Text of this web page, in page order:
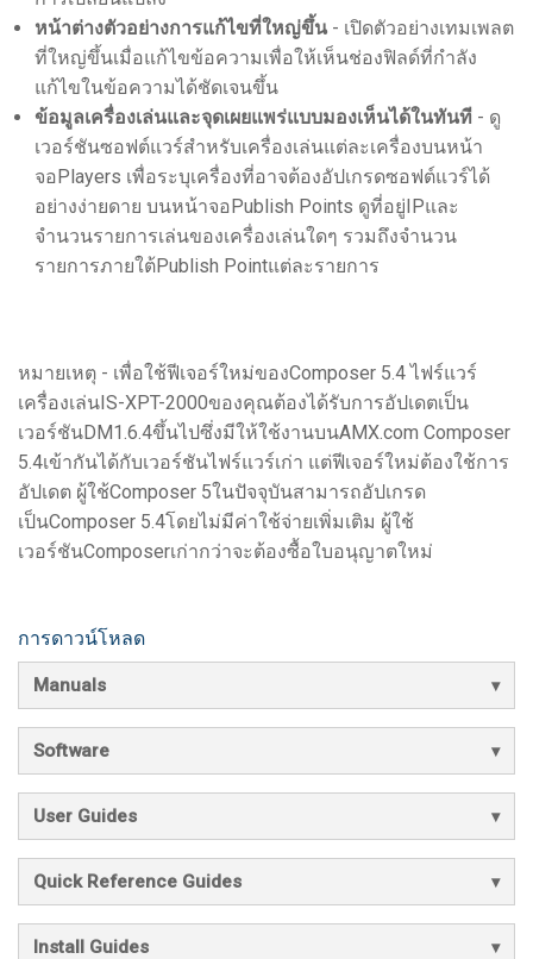
หน้าต่างตัวอย่างการแก้ไขที่ใหญ่ขึ้น- เปิดตัวอย่างเทมเพลต
ที่ใหญ่ขึ้นเมื่อแก้ไขข้อความเพื่อให้เห็นช่องฟิลด์ที่กำลัง
แก้ไขในข้อความได้ชัดเจนขึ้น
ข้อมูลเครื่องเล่นและจุดเผยแพร่แบบมองเห็นได้ในทันที - ดู
เวอร์ชันซอฟต์แวร์สำหรับเครื่องเล่นแต่ละเครื่องบนหน้า
จอPlayers เพื่อระบุเครื่องที่อาจต้องอัปเกรดซอฟต์แวร์ได้
อย่างง่ายดาย บนหน้าจอPublish Points ดูที่อยู่IPและ
จำนวนรายการเล่นของเครื่องเล่นใดๆ รวมถึงจำนวน
รายการภายใต้Publish Pointแต่ละรายการ
หมายเหตุ - เพื่อใช้ฟีเจอร์ใหม่ของComposer 5.4 ไฟร์แวร์
เครื่องเล่นIS-XPT-2000ของคุณต้องได้รับการอัปเดตเป็น
เวอร์ชันDM1.6.4ขึ้นไปซึ่งมีให้ใช้งานบนAMX.com Composer
5.4เข้ากันได้กับเวอร์ชันไฟร์แวร์เก่า แต่ฟีเจอร์ใหม่ต้องใช้การ
อัปเดต ผู้ใช้Composer 5ในปัจจุบันสามารถอัปเกรด
เป็นComposer 5.4โดยไม่มีค่าใช้จ่ายเพิ่มเติม ผู้ใช้
เวอร์ชันComposerเก่ากว่าจะต้องซื้อใบอนุญาตใหม่
การดาวน์โหลด
Manuals
Software
User Guides
Quick Reference Guides
Install Guides